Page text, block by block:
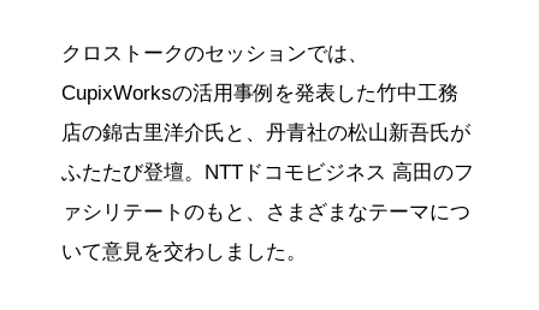
クロストークのセッションでは、
CupixWorksの活用事例を発表した竹中工務
店の錦古里洋介氏と、丹青社の松山新吾氏が
ふたたび登壇。NTTドコモビジネス 高田のフ
ァシリテートのもと、さまざまなテーマにつ
いて意見を交わしました。